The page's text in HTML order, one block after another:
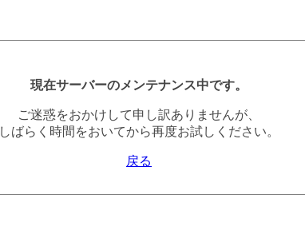
現在サーバーのメンテナンス中です。
ご迷惑をおかけして申し訳ありませんが、
しばらく時間をおいてから再度お試しください。
戻る